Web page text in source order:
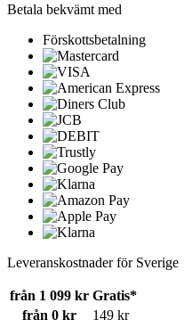
Betala bekvämt med
Förskottsbetalning
Leveranskostnader för Sverige
från 1 099 kr Gratis*
från 0 kr
149 kr